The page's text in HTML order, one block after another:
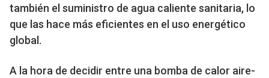
también el suministro de agua caliente sanitaria, lo
que las hace más eficientes en el uso energético
global.
A la hora de decidir entre una bomba de calor aire-